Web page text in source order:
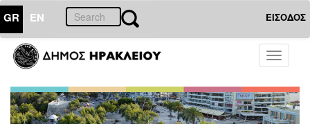
GR EN ΕΙΣΟΔΟΣ
Toggle
ΕΠΙΚΑΙΡΟΤΗΤΑ
Τύπου
Αρχείο